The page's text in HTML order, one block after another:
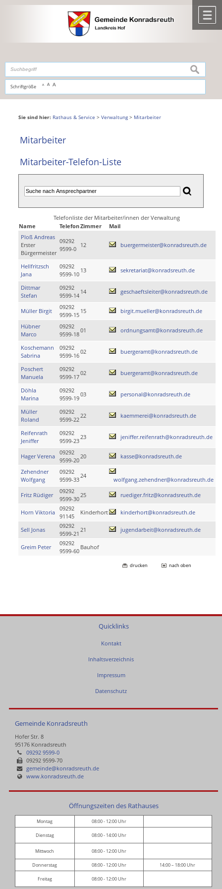
,zur Navigationoderzur Startseitespringen.
Schriftgröße A A A
suchen
Sie sind hier: Rathaus & Service > Verwaltung> Mitarbeiter
Mitarbeiter
Mitarbeiter-Telefon-Liste
Telefonliste der Mitarbeiter/innen der Verwaltung
Name
TelefonZimmer
Mail
Ploß Andreas
Erster
Bürgermeister
09292
9599-0
12 buergermeister@konradsreuth.de
Hellfritzsch
Jana
09292
9599-10
13 sekretariat@konradsreuth.de
Dittmar
Stefan
09292
9599-14
14 geschaeftsleiter@konradsreuth.de
Müller Birgit
09292
9599-15
15 birgit.mueller@konradsreuth.de
Hübner
Marco
09292
9599-18
01 ordnungsamt@konradsreuth.de
Koschemann
Sabrina
09292
9599-16
02 buergeramt@konradsreuth.de
Poschert
Manuela
09292
9599-17
02 buergeramt@konradsreuth.de
Döhla
Marina
09292
9599-19
03 personal@konradsreuth.de
Müller
Roland
09292
9599-22
22 kaemmerei@konradsreuth.de
Reifenrath
Jeniffer
09292
9599-23
23 jeniffer.reifenrath@konradsreuth.de
Hager Verena
09292
9599-20
20 kasse@konradsreuth.de
Zehendner
Wolfgang
09292
9599-33
24
wolfgang.zehendner@konradsreuth.de
Fritz Rüdiger
09292
9599-30
25 ruediger.fritz@konradsreuth.de
Horn Viktoria
09292
91145
Kinderhort kinderhort@konradsreuth.de
Sell Jonas
09292
9599-21
21 jugendarbeit@konradsreuth.de
Greim Peter
09292
9599-60
Bauhof
drucken nach oben
Quicklinks
Kontakt
Inhaltsverzeichnis
Impressum
Datenschutz
Gemeinde Konradsreuth
Hofer Str. 8
95176 Konradsreuth
09292 9599-0
09292 9599-70
gemeinde@konradsreuth.de
www.konradsreuth.de
Öffnungszeiten des Rathauses
Montag 08:00 - 12:00 Uhr
Dienstag 08:00 - 14:00 Uhr
Mittwoch 08:00 - 12:00 Uhr
Donnerstag 08:00 - 12:00 Uhr 14:00 – 18:00 Uhr
Freitag 08:00 - 12:00 Uhr